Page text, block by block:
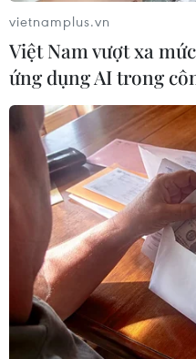
Theo dõi VietnamPlus
QUY HOẠCH CÁC
2021-2030, TẦM NHÌN
Đưa Nghệ An trở
lực của vùng Bắc
Công bố các Quyết
động Khu thương
vietnamplus.vn
Việt Nam vượt xa
ứng dụng AI trong